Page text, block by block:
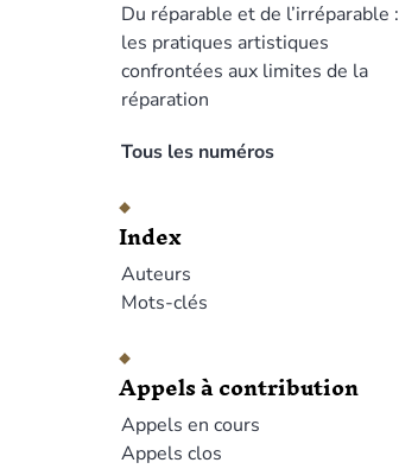
Du réparable et de l’irréparable :
les pratiques artistiques
confrontées aux limites de la
réparation
Tous les numéros
Index
Auteurs
Mots-clés
Appels à contribution
Appels en cours
Appels clos